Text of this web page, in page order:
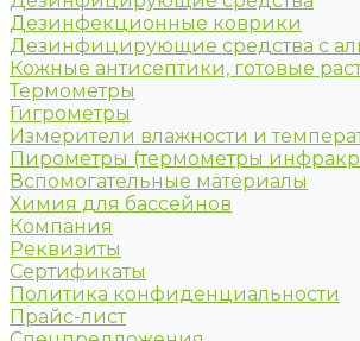
Дезинфекционные коврики
Дезинфицирующие средства с
Кожные антисептики, готовые
Термометры
Гигрометры
Измерители влажности и
Пирометры (термометры
Вспомогательные материалы
Химия для бассейнов
Компания
Реквизиты
Сертификаты
Политика конфиденциальности
Прайс-лист